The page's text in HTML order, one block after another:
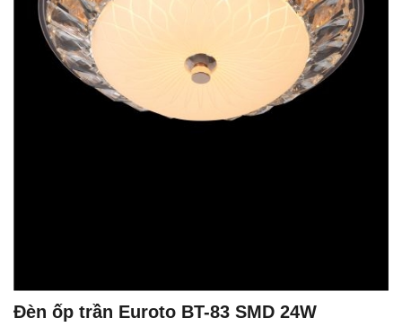
Đèn ốp trần Euroto BT-83 SMD 24W